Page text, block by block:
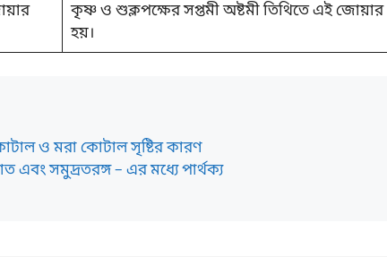
কৃষ্ণ ও শুক্লপক্ষের সপ্তমী অষ্টমী তিথিতে এই জোয়ার
হয়।
ও মরা কোটাল সৃষ্টির কারণ
এবং সমুদ্রতরঙ্গ – এর মধ্যে পার্থক্য